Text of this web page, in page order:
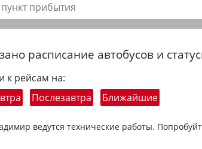
расписание автобусов и
к рейсам на:
Послезавтра Ближайшие
ведутся технические работы.